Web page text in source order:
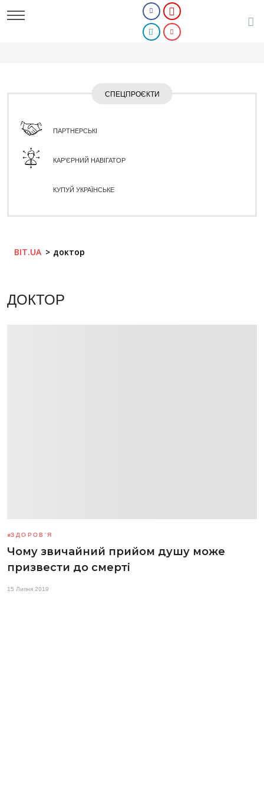
СПЕЦПРОЄКТИ
ПАРТНЕРСЬКІ
КАР'ЄРНИЙ НАВІГАТОР
КУПУЙ УКРАЇНСЬКЕ
BIT.UA доктор
ДОКТОР
ЗДОРОВ'Я
Чому звичайний прийом душу може
призвести до смерті
15 Липня 2019